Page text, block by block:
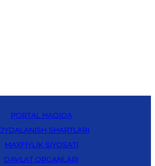
PORTAL HAQIDA
SHARTLARI
MAXFIYLIK SIYOSATI
DAVLAT ORGANLARI